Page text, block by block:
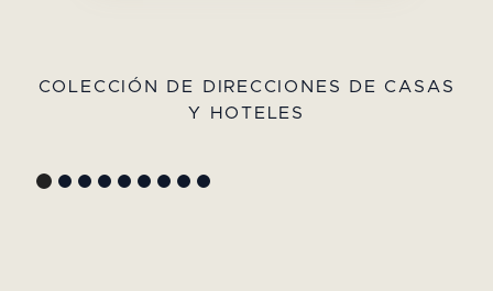
COLECCIÓN DE DIRECCIONES DE CASAS
Y HOTELES